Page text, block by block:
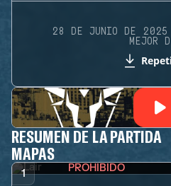
28 DE JUNIO DE
MEJOR
RESUMEN DE LA PARTIDA
MAPAS
1 PROHIBIDO